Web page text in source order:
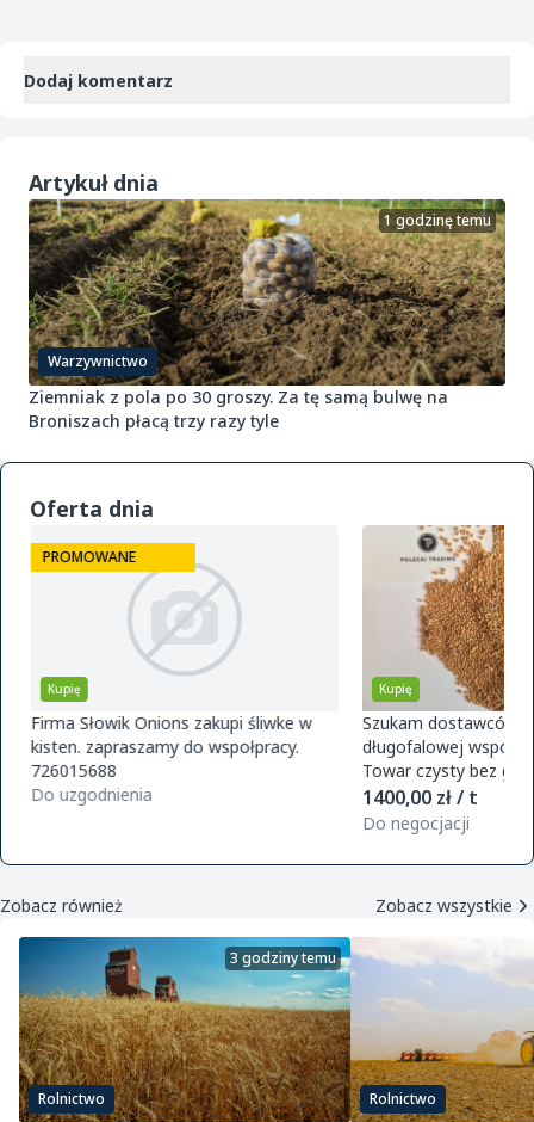
Dodaj komentarz
Artykuł dnia
Warzywnictwo
1 godzinę temu
Ziemniak z pola po 30 groszy. Za tę samą bulwę na
Broniszach płacą trzy razy tyle
Oferta dnia
Kupię
PROMOWANE
Firma Słowik Onions zakupi śliwke w
kisten. zapraszamy do wspołpracy.
726015688
Do uzgodnienia
Kupię
Szukam dostawców
długofalowej
Towar czysty bez
magazynu w Polsce.
zamówie
1400,00 zł / t
Do negocjacji
Zobacz również Zobacz wszystkie
Rolnictwo
3 godziny temu
Rolnictwo